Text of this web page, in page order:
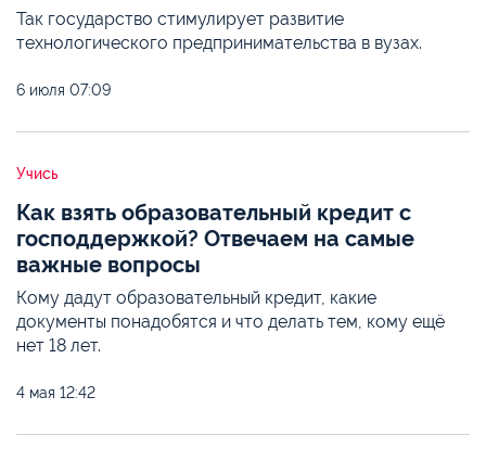
Так государство стимулирует развитие
технологического предпринимательства в вузах.
6 июля 07:09
Учись
Как взять образовательный кредит с
господдержкой? Отвечаем на самые
важные вопросы
Кому дадут образовательный кредит, какие
документы понадобятся и что делать тем, кому ещё
нет 18 лет.
4 мая 12:42